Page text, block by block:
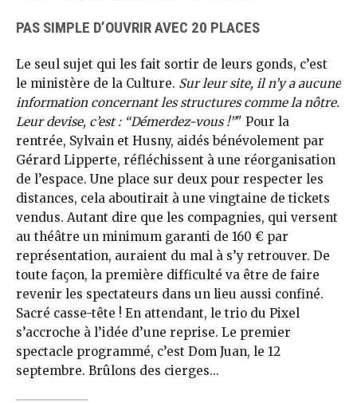
PAS SIMPLE D’OUVRIR AVEC 20 PLACES
Le seul sujet qui les fait sortir de leurs gonds, c’est
le ministère de la Culture. Sur leur site, il n’y a aucune
information concernant les structures comme la nôtre.
Leur devise, c’est : “Démerdez-vous !”" Pour la
rentrée, Sylvain et Husny, aidés bénévolement par
Gérard Lipperte, réfléchissent à une réorganisation
de l’espace. Une place sur deux pour respecter les
distances, cela aboutirait à une vingtaine de tickets
vendus. Autant dire que les compagnies, qui versent
au théâtre un minimum garanti de 160 € par
représentation, auraient du mal à s’y retrouver. De
toute façon, la première difficulté va être de faire
revenir les spectateurs dans un lieu aussi confiné.
Sacré casse-tête ! En attendant, le trio du Pixel
s’accroche à l’idée d’une reprise. Le premier
spectacle programmé, c’est Dom Juan, le 12
septembre. Brûlons des cierges...